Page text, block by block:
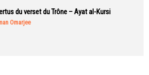
du verset du Trône – Ayat al-Kursi
Omarjee